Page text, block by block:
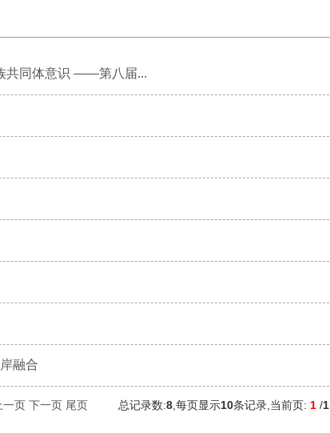
共同体意识 ——第八届...
融合
一页 下一页 尾页 总记录数:8 ,每页显示10条记录,当前页: 1 /1